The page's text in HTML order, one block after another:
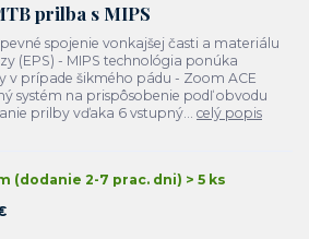
prilba s MIPS
spojenie vonkajšej časti a materiálu
(EPS) - MIPS technológia ponúka
v prípade šikmého pádu - Zoom ACE
systém na prispôsobenie podľ obvodu
prilby vďaka 6 vstupný... celý popis
(dodanie 2-7 prac. dni) > 5 ks